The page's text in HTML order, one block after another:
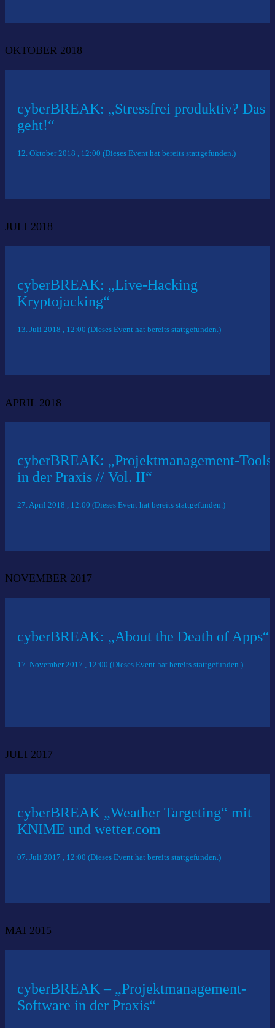
OKTOBER 2018
cyberBREAK: „Stressfrei produktiv? Das
geht!“
12. Oktober 2018 , 12:00 (Dieses Event hat bereits stattgefunden.)
JULI 2018
cyberBREAK: „Live-Hacking
Kryptojacking“
13. Juli 2018 , 12:00 (Dieses Event hat bereits stattgefunden.)
APRIL 2018
cyberBREAK: „Projektmanagement-Tools
in der Praxis // Vol. II“
27. April 2018 , 12:00 (Dieses Event hat bereits stattgefunden.)
NOVEMBER 2017
cyberBREAK: „About the Death of Apps“
17. November 2017 , 12:00 (Dieses Event hat bereits stattgefunden.)
JULI 2017
cyberBREAK „Weather Targeting“ mit
KNIME und wetter.com
07. Juli 2017 , 12:00 (Dieses Event hat bereits stattgefunden.)
MAI 2015
cyberBREAK – „Projektmanagement-
Software in der Praxis“